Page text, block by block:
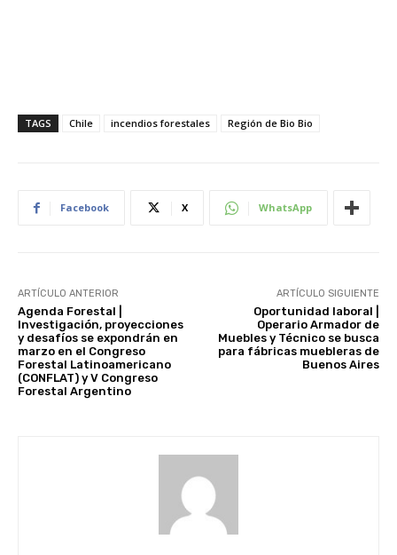
TAGS Chile incendios forestales Región de Bio Bio
Facebook X WhatsApp
ARTÍCULO ANTERIOR
Agenda Forestal |
Investigación, proyecciones
y desafíos se expondrán en
marzo en el Congreso
Forestal Latinoamericano
(CONFLAT) y V Congreso
Forestal Argentino
ARTÍCULO SIGUIENTE
Oportunidad laboral |
Operario Armador de
Muebles y Técnico se busca
para fábricas muebleras de
Buenos Aires